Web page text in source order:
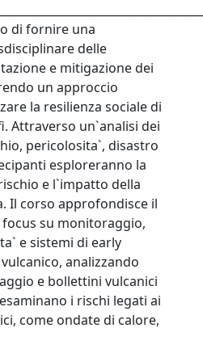
di fornire una
delle
e mitigazione dei
un approccio
la resilienza sociale di
Attraverso un`analisi dei
pericolosita`, disastro
esploreranno la
e l`impatto della
Il corso approfondisce il
su monitoraggio,
e sistemi di early
analizzando
e bollettini vulcanici
i rischi legati ai
come ondate di calore,